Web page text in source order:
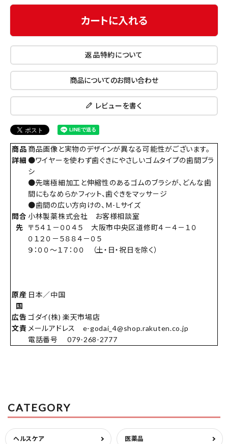
カートに入れる
返品特約について
商品についてのお問い合わせ
レビューを書く
商品
詳細
商品画像と実物のデザインが異なる可能性がございます。
●ワイヤーを使わず歯ぐきにやさしいゴムタイプの歯間ブラ
シ
●先端極細加工と伸縮性のあるゴムのブラシが、どんな歯
間にもなめらかフィット、歯ぐきをマッサ－ジ
●歯間の広い方向けの、Ｍ-Ｌサイズ
問合
先
小林製薬株式会社 お客様相談室
〒５４１－００４５ 大阪市中央区道修町４－４－１０
０１２０－５８８４－０５
９：００～１７：００ （土・日・祝日を除く）
原産
国
日本／中国
広告
文責
ゴダイ(株) 楽天市場店
メールアドレス e-godai_4@shop.rakuten.co.jp
電話番号 079-268-2777
CATEGORY
ヘルスケア 医薬品